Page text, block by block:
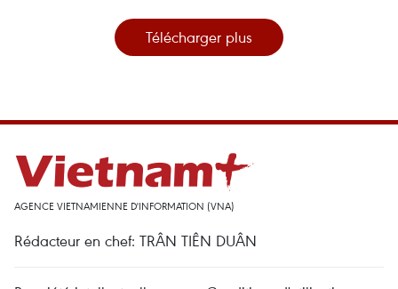
Télécharger plus
AGENCE VIETNAMIENNE D'INFORMATION (VNA)
Rédacteur en chef: TRÂN TIÊN DUÂN